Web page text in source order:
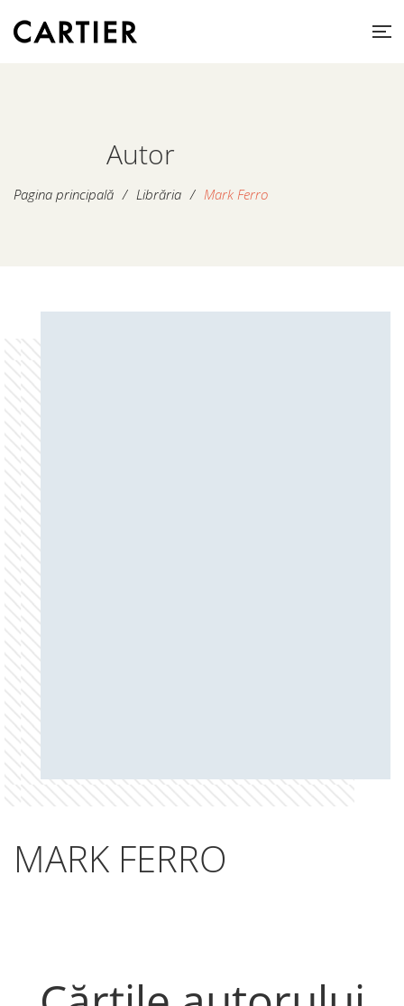
Autor
Pagina principală / Librăria / Mark Ferro
MARK FERRO